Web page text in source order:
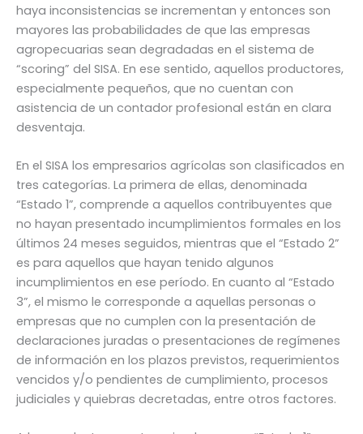
haya inconsistencias se incrementan y entonces son
mayores las probabilidades de que las empresas
agropecuarias sean degradadas en el sistema de
“scoring” del SISA. En ese sentido, aquellos productores,
especialmente pequeños, que no cuentan con
asistencia de un contador profesional están en clara
desventaja.
En el SISA los empresarios agrícolas son clasificados en
tres categorías. La primera de ellas, denominada
“Estado 1”, comprende a aquellos contribuyentes que
no hayan presentado incumplimientos formales en los
últimos 24 meses seguidos, mientras que el “Estado 2”
es para aquellos que hayan tenido algunos
incumplimientos en ese período. En cuanto al “Estado
3”, el mismo le corresponde a aquellas personas o
empresas que no cumplen con la presentación de
declaraciones juradas o presentaciones de regímenes
de información en los plazos previstos, requerimientos
vencidos y/o pendientes de cumplimiento, procesos
judiciales y quiebras decretadas, entre otros factores.